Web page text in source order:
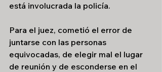
está involucrada la policía.
Para el juez, cometió el error de
juntarse con las personas
equivocadas, de elegir mal el lugar
de reunión y de esconderse en el